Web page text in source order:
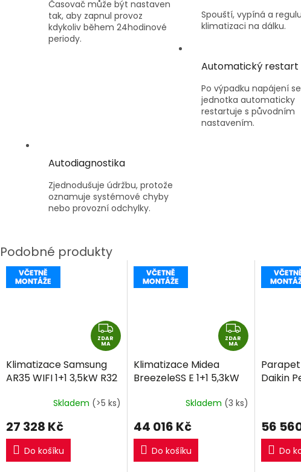
Časovač může být nastaven
tak, aby zapnul provoz
kdykoliv během 24hodinové
periody.
Spouští, vypíná a
klimatizaci na dálku.
Automatický restart
Po výpadku napájení se
jednotka automaticky
restartuje s původním
nastavením.
Autodiagnostika
Zjednodušuje údržbu, protože
oznamuje systémové chyby
nebo provozní odchylky.
Z
D
R
M
A
ZDAR
MA
Klimatizace Samsung
AR35 WIFI 1+1 3,5kW R32
Skladem (>5 ks)
27 328 Kč
Do košíku
Z
D
A
ZDAR
MA
Klimatizace Midea
BreezeleSS E 1+1 5,3kW
Skladem (3 ks)
44 016 Kč
Do košíku
Daikin
56
Do